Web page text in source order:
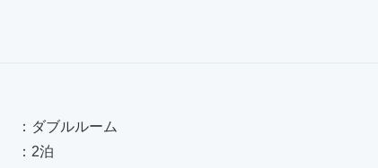
：ダブルルーム
：2泊